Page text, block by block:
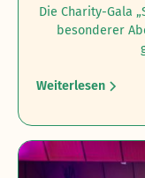
Die Charity-Gala
besonderer
Weiterlesen